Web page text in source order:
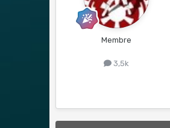
Membre
3,5k